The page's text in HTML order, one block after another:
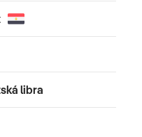
libra